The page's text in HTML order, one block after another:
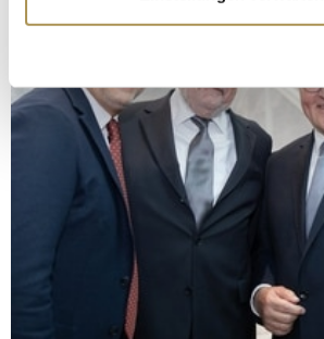
Informationen über Ihre
erfassen, welche bis auf einige
bestimmten Merkmalen
Erfahren Sie mehr darüber, wie Ihre
verarbeitet werden, und legen Sie Ihre
Abschnitt Einzelheiten
fest.
Wir verwenden Cookies, um Inhalte
personalisieren, Funktionen für soziale
zu können und die Zugriffe auf unsere
analysieren. Außerdem geben wir